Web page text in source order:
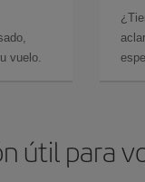
vuelo.
útil para